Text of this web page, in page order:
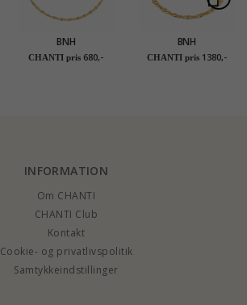
BNH
singaporearmbånd i
CHANTI pris 680,-
BNH
singaporearmbånd i
CHANTI pris 1380,-
INFORMATION
Om CHANTI
CHANTI Club
Kontakt
Cookie- og privatlivspolitik
Samtykkeindstillinger